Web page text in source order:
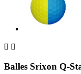
 
Balles Srixon Q-